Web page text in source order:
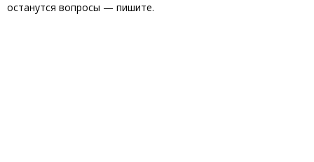
останутся вопросы — пишите.